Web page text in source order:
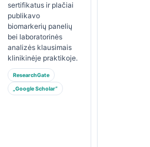
sertifikatus ir plačiai
publikavo
biomarkerių panelių
bei laboratorinės
analizės klausimais
klinikinėje praktikoje.
ResearchGate
„Google Scholar“